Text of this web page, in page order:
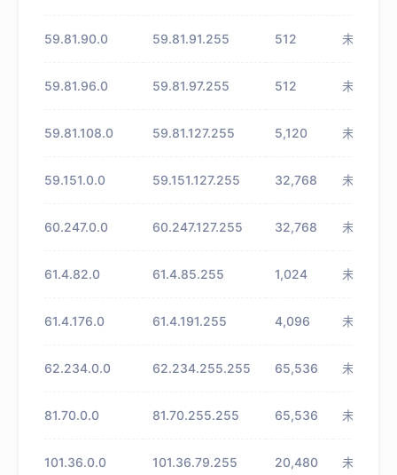
59.81.90.0 59.81.91.255 512 未知
59.81.96.0 59.81.97.255 512 未知
59.81.108.0 59.81.127.255 5,120 未知
59.151.0.0 59.151.127.255 32,768 未知
60.247.0.0 60.247.127.255 32,768 未知
61.4.82.0 61.4.85.255 1,024 未知
61.4.176.0 61.4.191.255 4,096 未知
62.234.0.0 62.234.255.255 65,536 未知
81.70.0.0 81.70.255.255 65,536 未知
101.36.0.0 101.36.79.255 20,480 未知